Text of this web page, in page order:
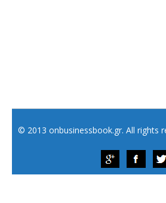
© 2013 onbusinessbook.gr. All rights